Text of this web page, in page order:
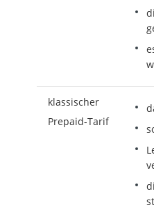
klassischer
Prepaid-Tarif